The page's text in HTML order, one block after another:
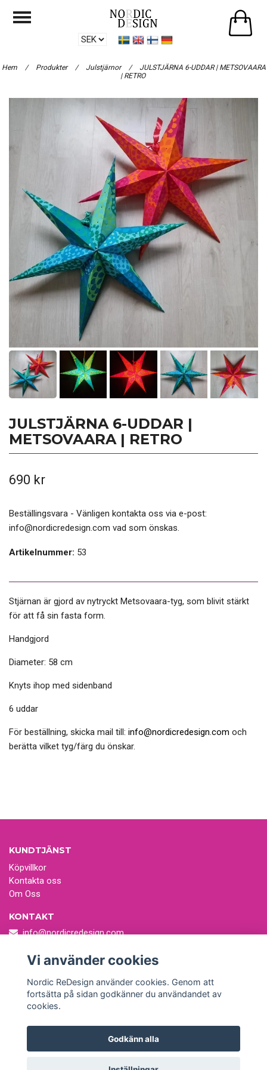
Hem / Produkter / Julstjärnor /
JULSTJÄRNA 6-UDDAR | METSOVAARA
| RETRO
JULSTJÄRNA 6-UDDAR |
METSOVAARA | RETRO
690 kr
Beställingsvara - Vänligen kontakta oss via e-post:
info@nordicredesign.com vad som önskas.
Artikelnummer: 53
Stjärnan är gjord av nytryckt Metsovaara-tyg, som blivit stärkt
för att få sin fasta form.
Handgjord
Diameter: 58 cm
Knyts ihop med sidenband
6 uddar
För beställning, skicka mail till: info@nordicredesign.com och
berätta vilket tyg/färg du önskar.
KUNDTJÄNST
Köpvillkor
Kontakta oss
Om Oss
KONTAKT
info@nordicredesign.com
Fantastiska vintagetextilier i nytryck
Skicka oss ett mail!
© Copyright Nordic ReDesign
Vi använder cookies
Nordic ReDesign använder cookies. Genom att
fortsätta på sidan godkänner du användandet av
cookies.
Godkänn alla